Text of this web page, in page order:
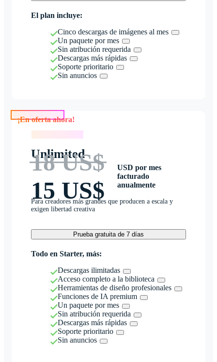
El plan incluye:
Cinco descargas de imágenes al mes
Un paquete por mes
Sin atribución requerida
Descargas más rápidas
Soporte prioritario
Sin anuncios
Unlimited
18 US$
15 US$
USD por mes
facturado
anualmente
Para creadores más grandes que producen a escala y
exigen libertad creativa
Prueba gratuita de 7 días
Todo en Starter, más:
Descargas ilimitadas
Acceso completo a la biblioteca
Herramientas de diseño profesionales
Funciones de IA premium
Un paquete por mes
Sin atribución requerida
Descargas más rápidas
Soporte prioritario
Sin anuncios